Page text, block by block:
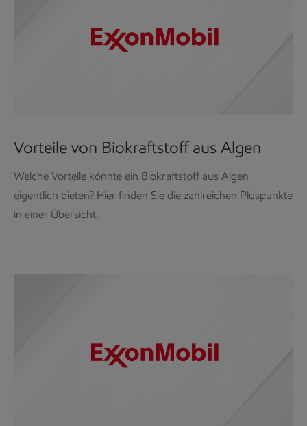
Vorteile von Biokraftstoff aus Algen
Welche Vorteile könnte ein Biokraftstoff aus Algen
eigentlich bieten? Hier finden Sie die zahlreichen Pluspunkte
in einer Übersicht.